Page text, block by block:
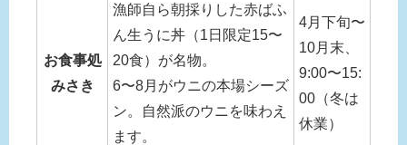
お食事処
みさき
漁師自ら朝採りした赤ばふ
ん生うに丼（1日限定15〜
20食）が名物。
6〜8月がウニの本場シーズ
ン。自然派のウニを味わえ
ます。
4月下旬〜
10月末、
9:00〜15:
00（冬は
休業）